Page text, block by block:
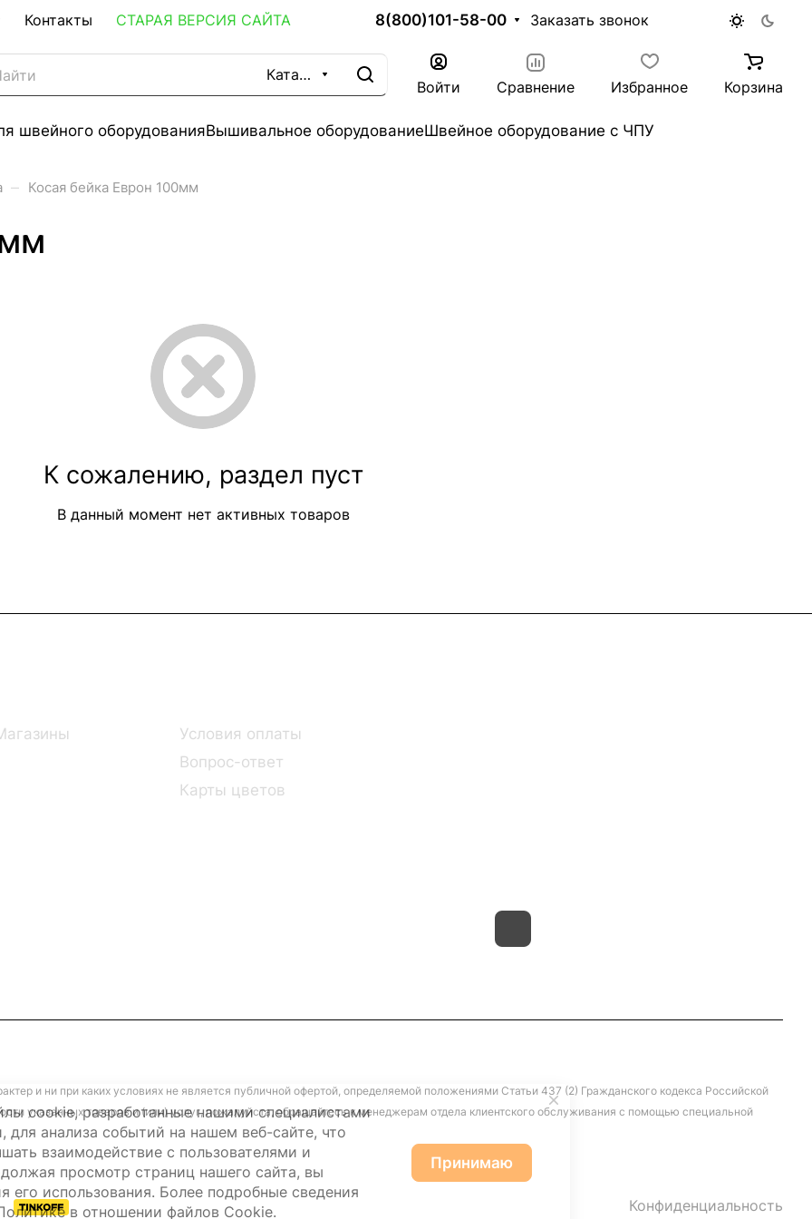
Контакты СТАРАЯ ВЕРСИЯ САЙТА 8(800)101-58-00 Заказать звонок
Каталог
Войти Сравнение Избранное Корзина
швейного оборудованияВышивальное оборудованиеШвейное оборудование с ЧПУ
– Косая бейка Еврон 100мм
К сожалению, раздел пуст
В данный момент нет активных товаров
Условия оплаты
Вопрос-ответ
Карты цветов
и ни при каких условиях не является публичной офертой, определяемой положениями Статьи 437 (2) Гражданского кодекса Российской
указанных товаров и (или) услуг, пожалуйста, обращайтесь к менеджерам отдела клиентского обслуживания с помощью специальной
Конфиденциальность
cookie, разработанные нашими специалистами
для анализа событий на нашем веб-сайте, что
взаимодействие с пользователями и
просмотр страниц нашего сайта, вы
его использования. Более подробные сведения
в отношении файлов Cookie.
Принимаю